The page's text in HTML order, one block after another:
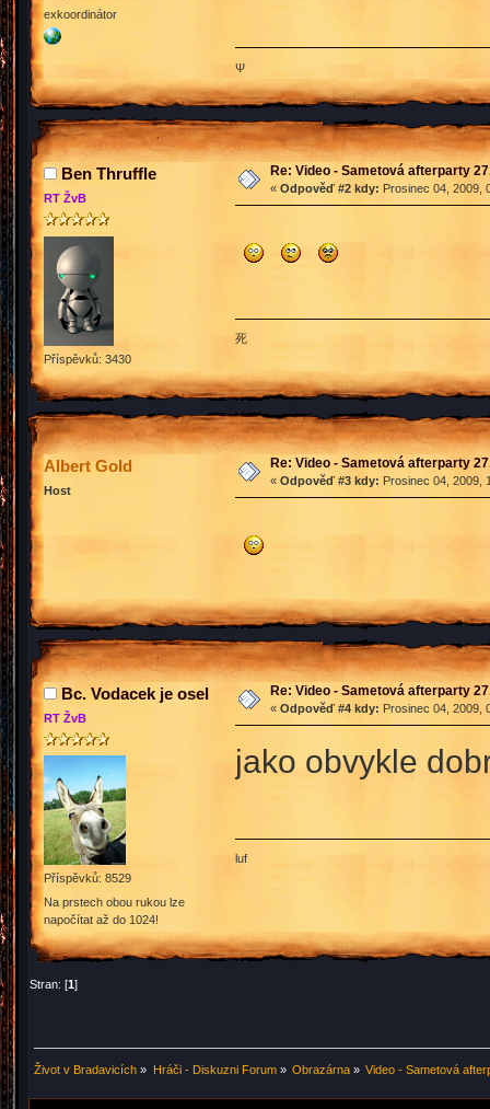
exkoordinátor
Ψ
Ben Thruffle
RT ŽvB
Příspěvků: 3430
Re: Video - Sametová afterparty
« Odpověď #2 kdy: Prosinec 04, 2009,
死
Albert Gold
Host
Re: Video - Sametová afterparty
« Odpověď #3 kdy: Prosinec 04, 2009,
Bc. Vodacek je osel
RT ŽvB
Příspěvků: 8529
Na prstech obou rukou lze
napočítat až do 1024!
Re: Video - Sametová afterparty
« Odpověď #4 kdy: Prosinec 04, 2009,
jako obvykle
luf
Stran: [1]
Život v Bradavicích » Hráči - Diskuzni Forum» Obrazárna» Video - Sametová